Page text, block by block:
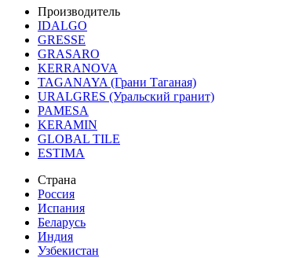
Производитель
IDALGO
GRESSE
GRASARO
KERRANOVA
TAGANAYA (Грани Таганая)
URALGRES (Уральский гранит)
PAMESA
KERAMIN
GLOBAL TILE
ESTIMA
Страна
Россия
Испания
Беларусь
Индия
Узбекистан